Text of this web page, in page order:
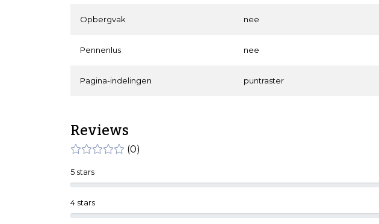
Opbergvak nee
Pennenlus nee
Pagina-indelingen puntraster
Reviews
(0)
4 stars
5 stars